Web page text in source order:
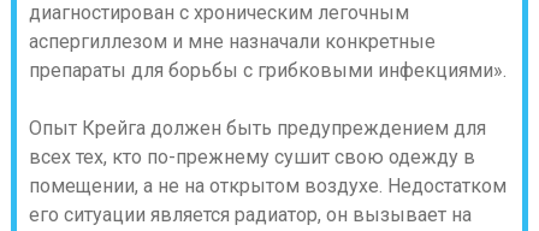
диагностирован с хроническим легочным
аспергиллезом и мне назначали конкретные
препараты для борьбы с грибковыми инфекциями».
Опыт Крейга должен быть предупреждением для
всех тех, кто по-прежнему сушит свою одежду в
помещении, а не на открытом воздухе. Недостатком
его ситуации является радиатор, он вызывает на